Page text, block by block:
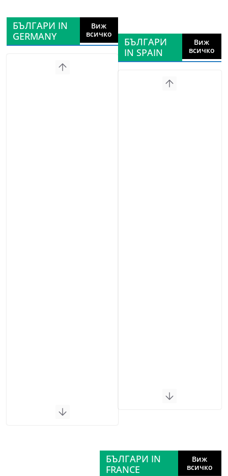
БЪЛГАРИ IN
GERMANY
Виж
всичко
БЪЛГАРИ
IN SPAIN
Виж
всичко
БЪЛГАРИ IN
FRANCE
Виж
всичко